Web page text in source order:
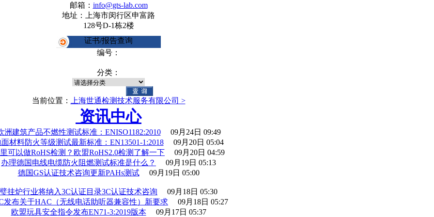
邮箱： info@gts-lab.com
地址：上海市闵行区申富路
128号D-1栋2楼
证书/报告查询
编号：
分类：
当前位置： 上海世通检测技术服务有限公司 >
资讯中心
洲建筑产品不燃性测试标准：ENISO1182:2010
09月24日 09:49
材料防火等级测试最新标准：EN13501-1:2018
09月20日 05:04
可以做RoHS检测？欧盟RoHS2.0检测了解一下
09月20日 04:59
办理德国电线电缆防火阻燃测试标准是什么？
09月19日 05:13
德国GS认证技术咨询更新PAHs测试
09月19日 05:00
璧挂炉行业将纳入3C认证目录3C认证技术咨询
09月18日 05:30
发布关于HAC（无线电话助听器兼容性）新要求
09月18日 05:27
欧盟玩具安全指令发布EN71-3:2019版本
09月17日 05:37